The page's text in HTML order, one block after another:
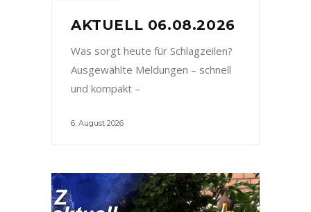
AKTUELL 06.08.2026
Was sorgt heute für Schlagzeilen?
Ausgewählte Meldungen – schnell
und kompakt –
6. August 2026